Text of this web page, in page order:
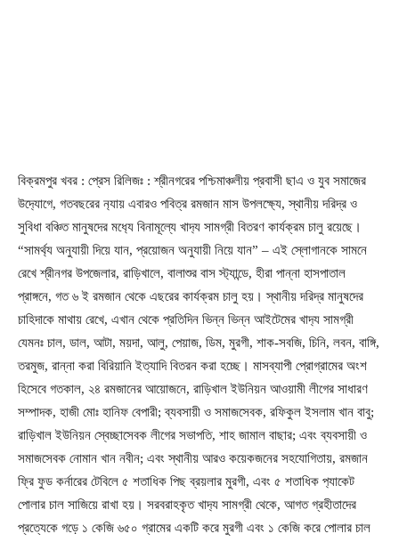
বিক্রমপুর খবর : প্রেস রিলিজঃ : শ্রীনগরের পশ্চিমাঞ্চলীয় প্রবাসী ছাএ ও যুব সমাজের
উদ্যোগে, গতবছরের ন্যায় এবারও পবিত্র রমজান মাস উপলক্ষ্যে, স্থানীয় দরিদ্র ও
সুবিধা বঞ্চিত মানুষদের মধ ্যে বিনামূল্যে খাদ্য সামগ্রী বিতরণ কার্যক্রম চালু রয়েছে।
“সামর্থ্য অনুযায়ী দিয়ে যান, প্রয়োজন অনুযায়ী নিয়ে যান” – এই স্লোগানকে সামনে
রেখে শ্রীনগর উপজেলার, রাড়িখালে, বালাশুর বাস স্ট্যান্ডে, হীরা পান্না হাসপাতাল
প্রাঙ্গনে, গত ৬ ই রমজান থেকে এছরের কার্যক্রম চালু হয়। স্থানীয় দরিদ্র মানুষদের
চাহিদাকে মাথায় রেখে, এখান থেকে প্রতিদিন ভিন্ন ভিন্ন আইটেমের খাদ্য সামগ্রী
যেমনঃ চাল, ডাল, আটা, ময়দা, আলু, পেয়াজ, ডিম, মুরগী, শাক-সবজি, চিনি, লবন, বাঙ্গি,
তরমুজ, রান্না করা বিরিয়ানি ইত্যাদি বিতরন করা হচ্ছে। মাসব্যাপী প্রোগ্রামের অংশ
হিসেবে গতকাল, ২৪ রমজানের আয়োজনে, রাড়িখাল ইউনিয়ন আওয়ামী লীগের সাধারণ
সম্পাদক, হাজী মোঃ হানিফ বেপারী; ব্যবসায়ী ও সমাজসেবক, রফিকুল ইসলাম খান বাবু;
রাড়িখাল ইউনিয়ন স্বেচ্ছাসেবক লীগের সভাপতি, শাহ জামাল বাছার; এবং ব্যবসায়ী ও
সমাজসেবক নোমান খান নবীন; এবং স্থানীয় আরও কয়েকজনের সহযোগিতায়, রমজান
ফ্রি ফুড কর্নারের টেবিলে ৫ শতাধিক পিছ ব্রয়লার মুরগী, এবং ৫ শতাধিক প্যাকেট
পোলার চাল সাজিয়ে রাখা হয়। সরবরাহকৃত খাদ্য সামগ্রী থেকে, আগত গ্রহীতাদের
প্রত্যেকে গড়ে ১ কেজি ৬৫০ গ্রামের একটি করে মুরগী এবং ১ কেজি করে পোলার চাল